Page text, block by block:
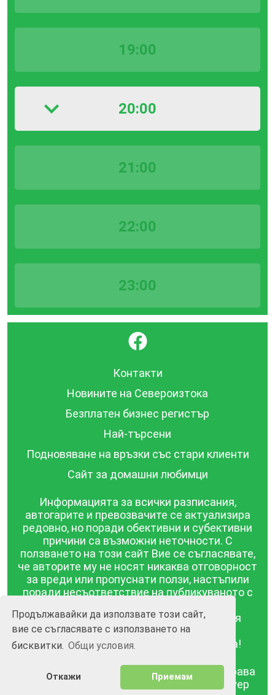
Продължавайки да използвате този сайт,
вие се съгласявате с използването на
бисквитки. Общи условия.
Откажи Приемам
19:00
20:00
21:00
22:00
23:00
}
Контакти
Новините на Североизтока
Безплатен бизнес регистър
Най-търсени
Подновяване на връзки със стари клиенти
Сайт за домашни любимци
Информацията за всички разписания,
автогарите и превозвачите се актуализира
редовно, но поради обективни и субективни
причини са възможни неточности. С
ползването на този сайт Вие се съгласявате,
че авторите му не носят никаква отговорност
за вреди или пропуснати ползи, настъпили
поради несъответствие на публикуваното с
публикувана в този сайт се предоставя
такава каквато е, без гаранция за
съответствието ѝ с действителността!
BGrazpisanie.com © 2008 - 2026, Всички права
Изработка на уебсайт и софтуер